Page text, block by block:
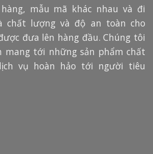
mẫu mã khác nhau và đi
chất lượng và độ an toàn cho
đưa lên hàng đầu. Chúng tôi
mang tới những sản phẩm chất
vụ hoàn hảo tới người tiêu